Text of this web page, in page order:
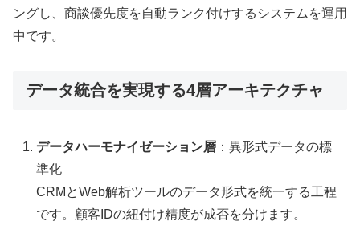
ングし、商談優先度を自動ランク付けするシステムを運用
中です。
データ統合を実現する4層アーキテクチャ
データハーモナイゼーション層 ：異形式データの標
準化
CRMとWeb解析ツールのデータ形式を統一する工程
です。顧客IDの紐付け精度が成否を分けます。